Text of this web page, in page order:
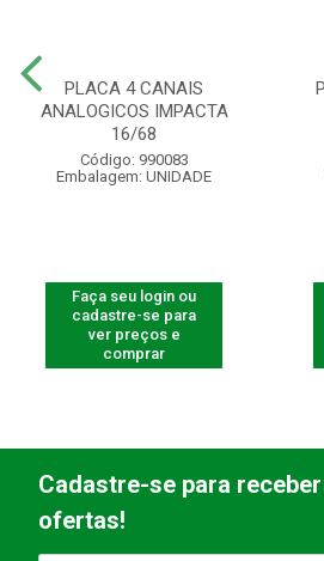
PLACA 4 CANAIS
ANALOGICOS IMPACTA
16/68
Código: 990083
Embalagem: UNIDADE
Faça seu login ou
cadastre-se para
ver preços e
comprar
Cadastre-se para
ofertas!